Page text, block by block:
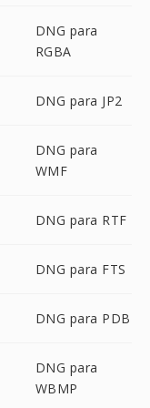
DNG para
RGBA
DNG para JP2
DNG para
WMF
DNG para RTF
DNG para FTS
DNG para PDB
DNG para
WBMP